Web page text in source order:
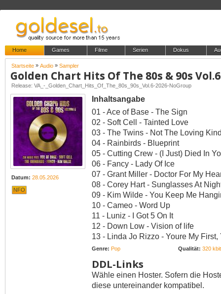
Home Games Filme Serien Dokus
Startseite » Audio » Sampler
Golden Chart Hits Of The 80s & 90s Vol.6
Release: VA_-_Golden_Chart_Hits_Of_The_80s_90s_Vol.6-2026-NoGroup
Datum: 28.05.2026
NFO
Inhaltsangabe
01 - Ace of Base - The Sign
02 - Soft Cell - Tainted Love
03 - The Twins - Not The Loving
04 - Rainbirds - Blueprint
05 - Cutting Crew - (I Just) Died In
06 - Fancy - Lady Of Ice
07 - Grant Miller - Doctor For My
08 - Corey Hart - Sunglasses At
09 - Kim Wilde - You Keep Me
10 - Cameo - Word Up
11 - Luniz - I Got 5 On It
12 - Down Low - Vision of life
13 - Linda Jo Rizzo - Youre My First,
Genre: Pop Qualität: 320
DDL-Links
Wähle einen Hoster. Sofern die
diese untereinander kompatibel.